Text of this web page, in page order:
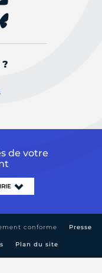
de votre
conforme Presse
Plan du site